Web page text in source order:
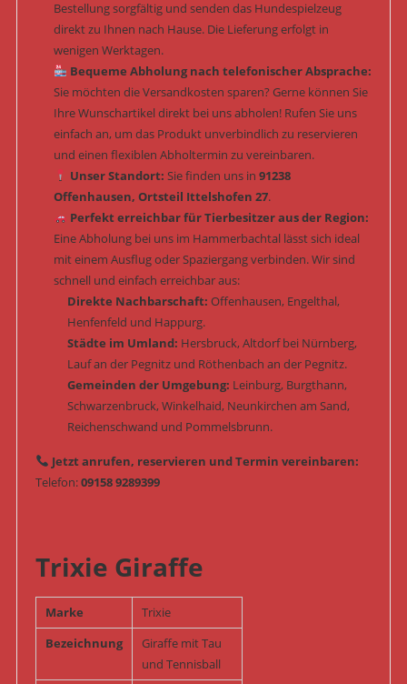
Bestellung sorgfältig und senden das Hundespielzeug
direkt zu Ihnen nach Hause. Die Lieferung erfolgt in
wenigen Werktagen.
Bequeme Abholung nach telefonischer Absprache:
Sie möchten die Versandkosten sparen? Gerne können Sie
Ihre Wunschartikel direkt bei uns abholen! Rufen Sie uns
einfach an, um das Produkt unverbindlich zu reservieren
und einen flexiblen Abholtermin zu vereinbaren.
Unser Standort: Sie finden uns in 91238
Offenhausen, Ortsteil Ittelshofen 27.
Perfekt erreichbar für Tierbesitzer aus der Region:
Eine Abholung bei uns im Hammerbachtal lässt sich ideal
mit einem Ausflug oder Spaziergang verbinden. Wir sind
schnell und einfach erreichbar aus:
Direkte Nachbarschaft: Offenhausen, Engelthal,
Henfenfeld und Happurg.
Städte im Umland: Hersbruck, Altdorf bei Nürnberg,
Lauf an der Pegnitz und Röthenbach an der Pegnitz.
Gemeinden der Umgebung: Leinburg, Burgthann,
Schwarzenbruck, Winkelhaid, Neunkirchen am Sand,
Reichenschwand und Pommelsbrunn.
Jetzt anrufen, reservieren und Termin vereinbaren:
Telefon:09158 9289399
Trixie Giraffe
Marke
Trixie
Bezeichnung
Giraffe mit Tau
und Tennisball